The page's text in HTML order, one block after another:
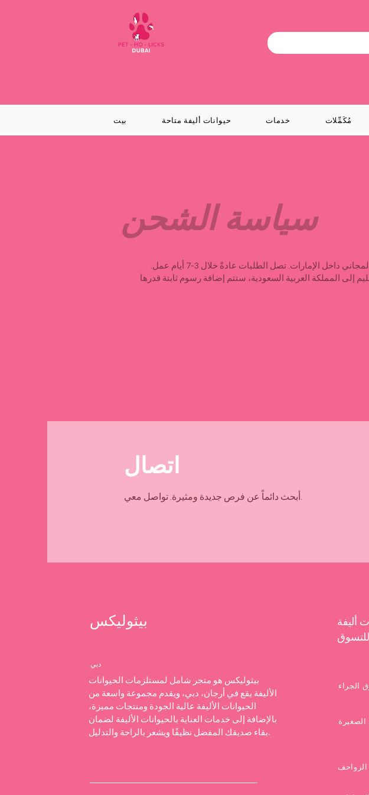
بيت حيوانات أليفة متاحة خدمات مُكَمِّلات
سياسة الشحن
داخل الإمارات. تصل الطلبات عادةً خلال 3-7 أيام عمل.
إلى المملكة العربية السعودية، ستتم إضافة رسوم ثابتة قدرها
اتصال
بيثوليكس
أليفة
للتسوق
دبي
بيثوليكس هو متجر شامل لمستلزمات الحيوانات
الأليفة يقع في أرجان، دبي، ويقدم مجموعة واسعة من
الحيوانات الأليفة عالية الجودة ومنتجات مميزة،
بالإضافة إلى خدمات العناية بالحيوانات الأليفة لضمان
بقاء صديقك المفضل نظيفًا ويشعر بالراحة والتدليل.
الجراء